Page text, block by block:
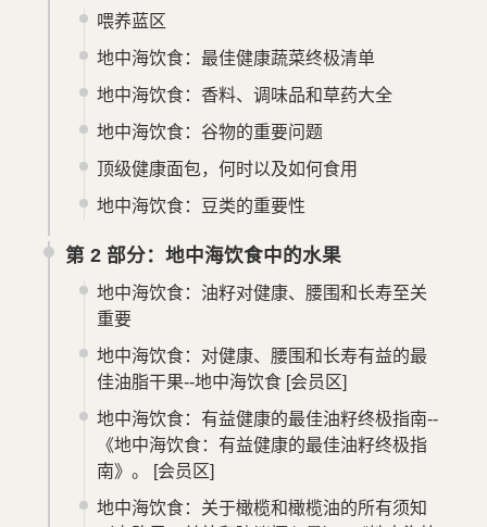
喂养蓝区
地中海饮食：最佳健康蔬菜终极清单
地中海饮食：香料、调味品和草药大全
地中海饮食：谷物的重要问题
顶级健康面包，何时以及如何食用
地中海饮食：豆类的重要性
第 2 部分：地中海饮食中的水果
地中海饮食：油籽对健康、腰围和长寿至关
重要
地中海饮食：对健康、腰围和长寿有益的最
佳油脂干果--地中海饮食 [会员区]
地中海饮食：有益健康的最佳油籽终极指南--
《地中海饮食：有益健康的最佳油籽终极指
南》。
[会员区]
地中海饮食：关于橄榄和橄榄油的所有须知